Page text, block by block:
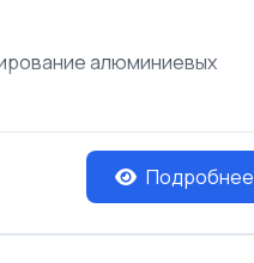
алюминиевых
Подробнее